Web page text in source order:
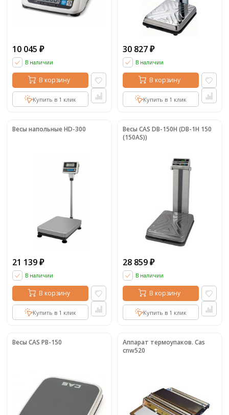
10 045 ₽
В наличии
В корзину
Купить в 1 клик
30 827 ₽
В наличии
В корзину
Купить в 1 клик
Весы напольные HD-300
21 139 ₽
В наличии
В корзину
Купить в 1 клик
Весы CAS DB-150H (DB-1H 150
(150AS))
28 859 ₽
В наличии
В корзину
Купить в 1 клик
Весы CAS PB-150
Аппарат термоупаков. Cas
cnw520